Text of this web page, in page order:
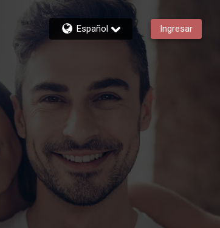
Español Ingresar